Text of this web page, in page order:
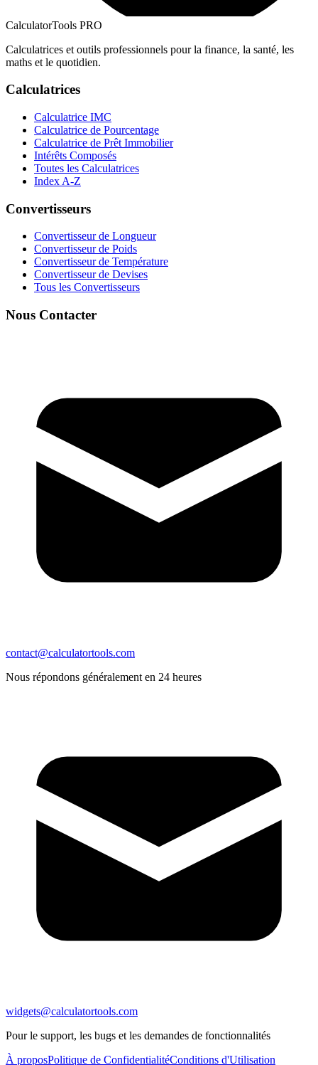
CalculatorTools PRO
Calculatrices et outils professionnels pour la finance, la santé, les
maths et le quotidien.
Calculatrices
Calculatrice IMC
Calculatrice de Pourcentage
Calculatrice de Prêt Immobilier
Intérêts Composés
Toutes les Calculatrices
Index A-Z
Convertisseurs
Convertisseur de Longueur
Convertisseur de Poids
Convertisseur de Température
Convertisseur de Devises
Tous les Convertisseurs
Nous Contacter
contact@calculatortools.com
Nous répondons généralement en 24 heures
widgets@calculatortools.com
Pour le support, les bugs et les demandes de fonctionnalités
À proposPolitique de ConfidentialitéConditions d'Utilisation